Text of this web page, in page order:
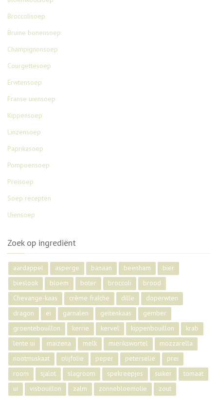
Broccolisoep
Bruine bonensoep
Champignonsoep
Courgettesoep
Erwtensoep
Franse uiensoep
Kippensoep
Linzensoep
Paprikasoep
Pompoensoep
Preisoep
Soep recepten
Uiensoep
Zoek op ingrediënt
aardappel asperge banaan beenham
bier
bieslook
bloem boter broccoli
brood
Chevange-kaas
crème fraîche dille
doperwten
dragon
ei garnalen geitenkaas
gember
groentebouillon
kerrie kervel kippenbouillon
krab
lente ui
maizena melk mierikswortel
mozzarella
nootmuskaat
olijfolie peper peterselie
prei
room
sjalot slagroom spekreepjes suiker
tomaat
ui
visbouillon zalm zonnebloemolie zout